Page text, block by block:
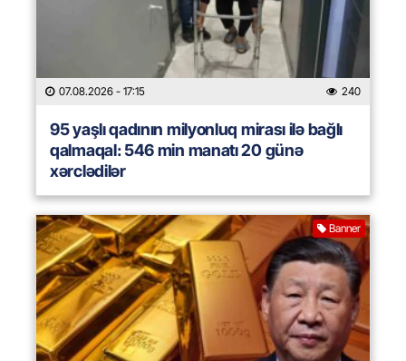
07.08.2026 - 17:15 240
95 yaşlı qadının milyonluq mirası ilə bağlı
qalmaqal: 546 min manatı 20 günə
xərclədilər
Banner